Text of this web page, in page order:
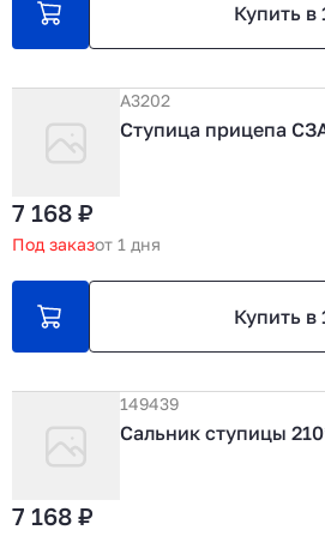
Купить в
А3202
Ступица прицепа
7 168 ₽
Под заказот 1 дня
Купить в
149439
Сальник ступицы
7 168 ₽